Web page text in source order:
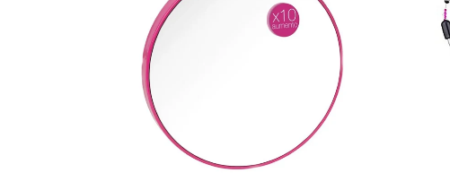
Añadir
a la
lista de
deseos